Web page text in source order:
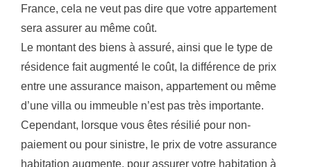
France, cela ne veut pas dire que votre appartement
sera assurer au même coût.
Le montant des biens à assuré, ainsi que le type de
résidence fait augmenté le coût, la différence de prix
entre une assurance maison, appartement ou même
d’une villa ou immeuble n’est pas très importante.
Cependant, lorsque vous êtes résilié pour non-
paiement ou pour sinistre, le prix de votre assurance
habitation augmente, pour assurer votre habitation à